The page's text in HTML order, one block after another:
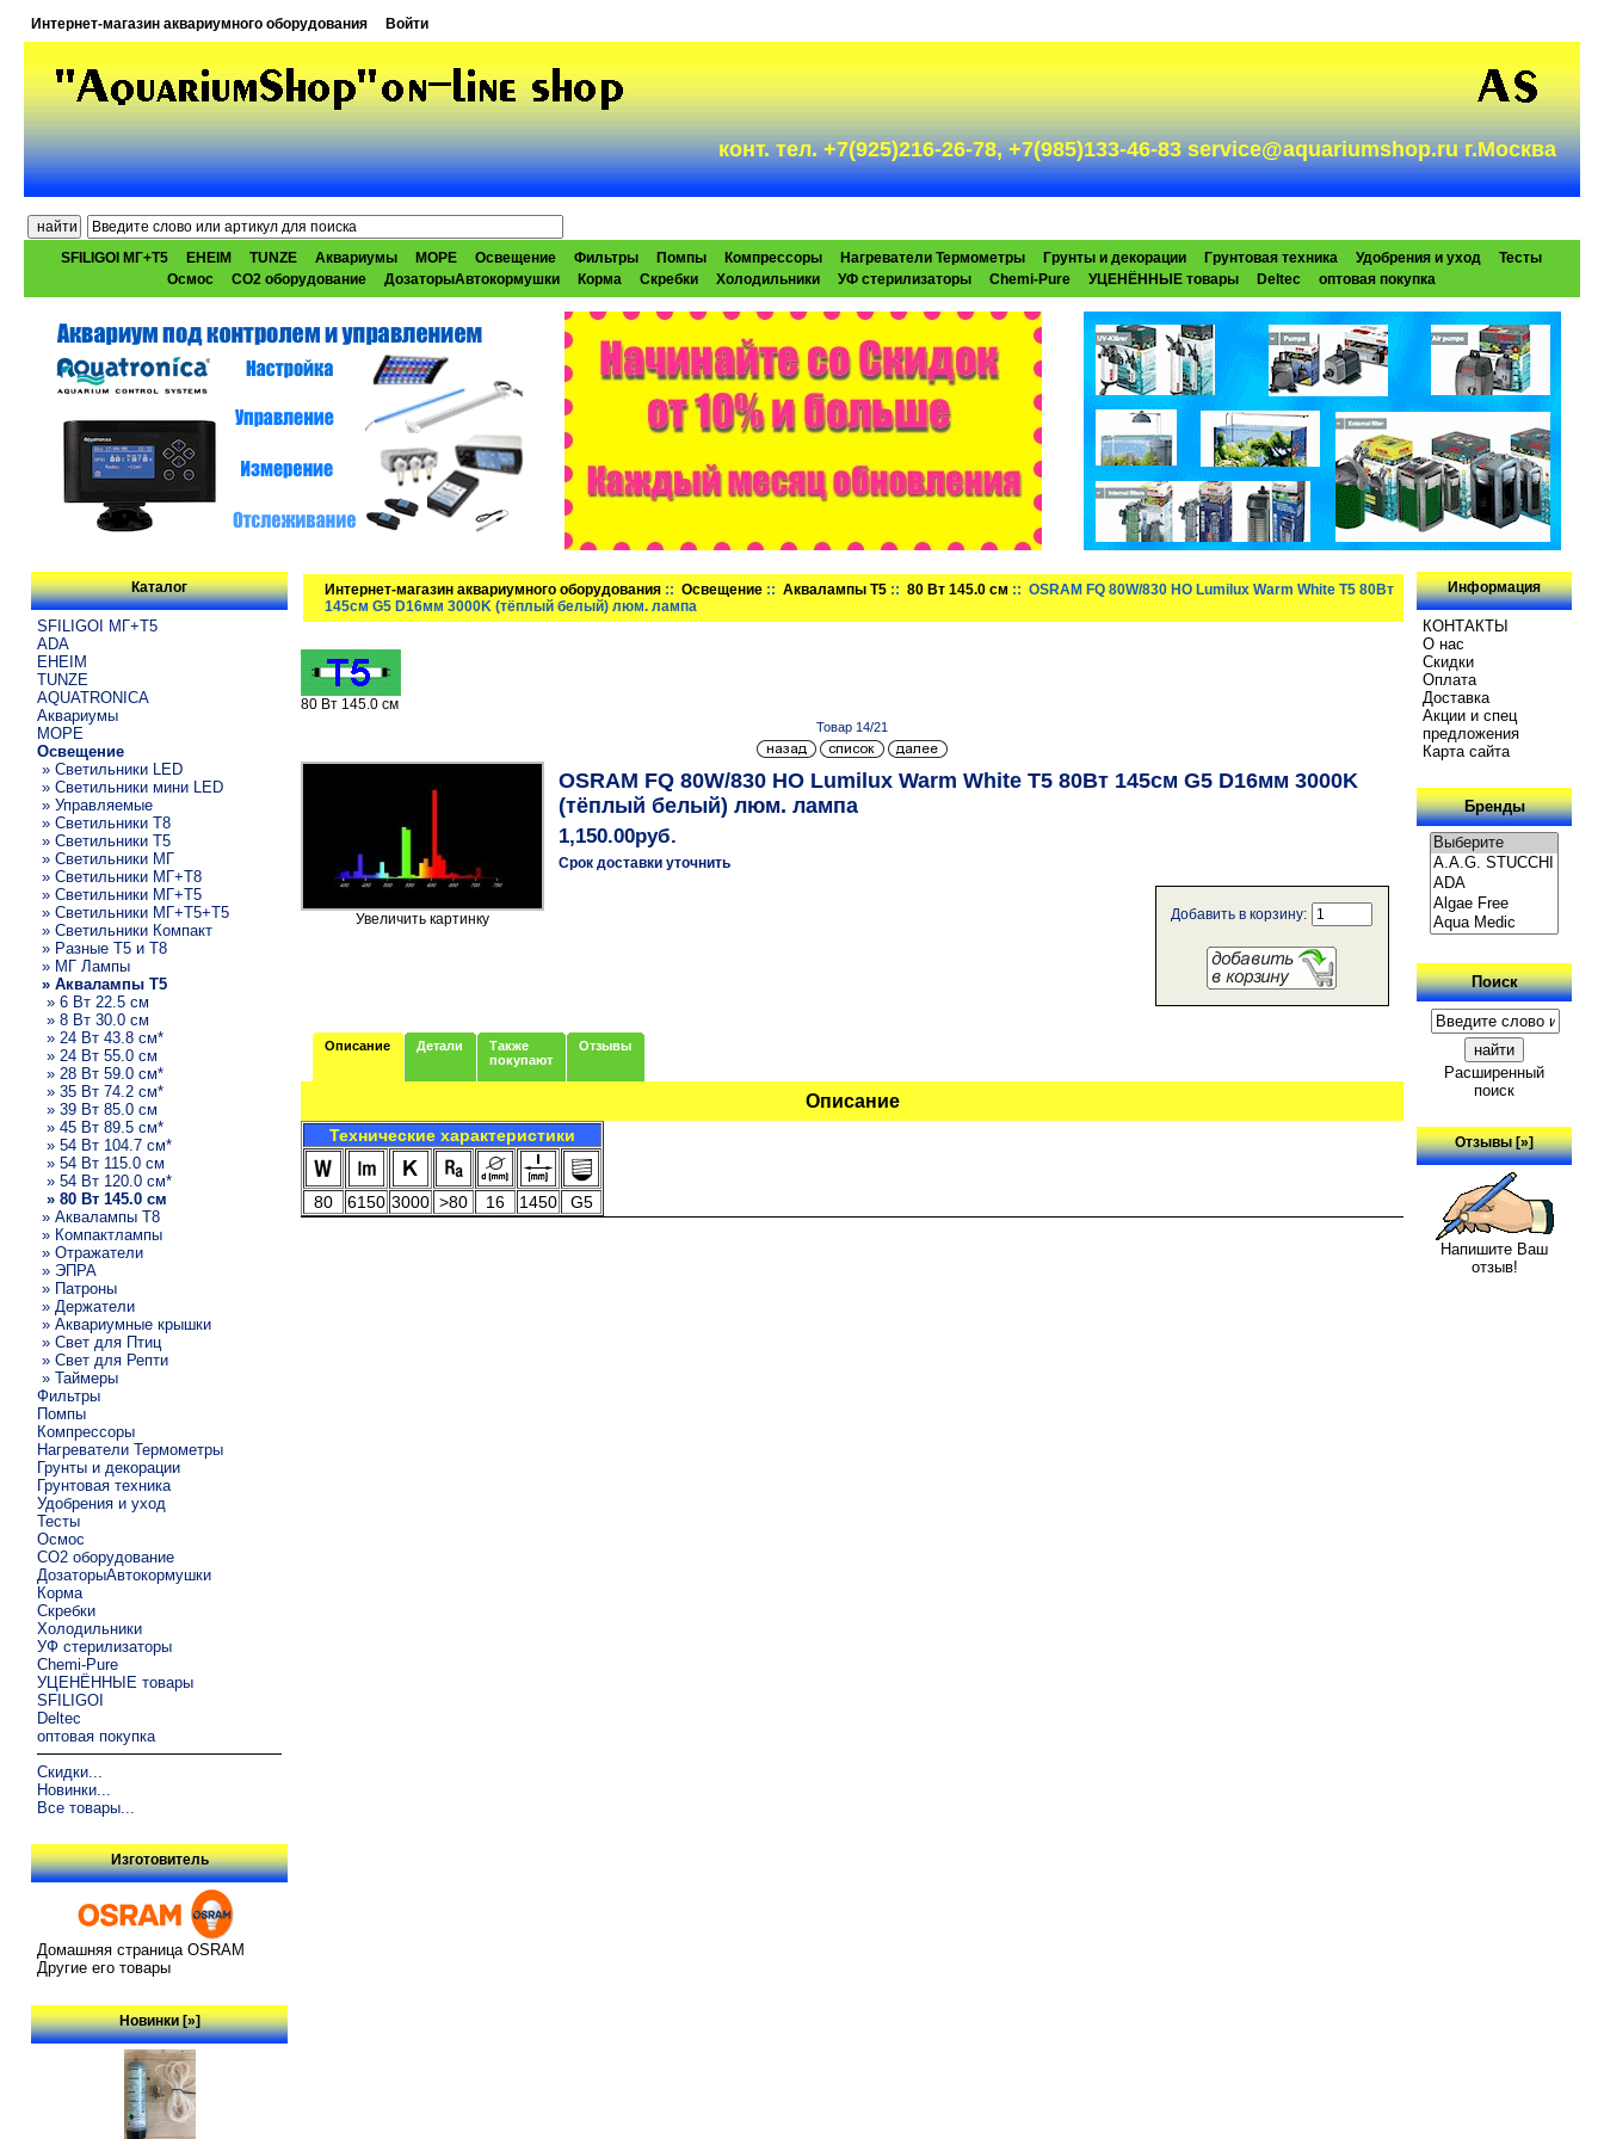
Интернет-магазин аквариумного оборудования Войти
конт. тел. +7(925)216-26-78, +7(985)133-46-83 service@aquariumshop.ru г.Москва
SFILIGOI МГ+Т5 EHEIM TUNZE Аквариумы МОРЕ Освещение Фильтры Помпы Компрессоры Нагреватели Термометры Грунты и декорации Грунтовая техника Удобрения и уход
Тесты
Осмос
CO2 оборудование ДозаторыАвтокормушки Корма Скребки Холодильники УФ стерилизаторы Chemi-Pure УЦЕНЁННЫЕ товары Deltec оптовая покупка
Каталог
SFILIGOI МГ+Т5
ADA
EHEIM
TUNZE
AQUATRONICA
Аквариумы
МОРЕ
Освещение
» Светильники LED
» Светильники мини LED
» Управляемые
» Светильники T8
» Светильники T5
» Светильники МГ
» Светильники МГ+T8
» Светильники МГ+T5
» Светильники МГ+T5+T5
» Светильники Компакт
» Разные T5 и T8
» МГ Лампы
» Аквалампы T5
» 6 Вт 22.5 см
» 8 Вт 30.0 см
» 24 Вт 43.8 см*
» 24 Вт 55.0 см
» 28 Вт 59.0 см*
» 35 Вт 74.2 см*
» 39 Вт 85.0 см
» 45 Вт 89.5 см*
» 54 Вт 104.7 см*
» 54 Вт 115.0 см
» 54 Вт 120.0 см*
» 80 Вт 145.0 см
» Аквалампы T8
» Компактлампы
» Отражатели
» ЭПРА
» Патроны
» Держатели
» Аквариумные крышки
» Свет для Птиц
» Свет для Репти
» Таймеры
Фильтры
Помпы
Компрессоры
Нагреватели Термометры
Грунты и декорации
Грунтовая техника
Удобрения и уход
Тесты
Осмос
CO2 оборудование
ДозаторыАвтокормушки
Корма
Скребки
Холодильники
УФ стерилизаторы
Chemi-Pure
УЦЕНЁННЫЕ товары
SFILIGOI
Deltec
оптовая покупка
Скидки...
Новинки...
Все товары...
Изготовитель
Домашняя страница OSRAM
Другие его товары
Новинки [»]
Интернет-магазин аквариумного оборудования ::Освещение ::Аквалампы T5 ::80 Вт 145.0 см :: OSRAM FQ 80W/830 HO Lumilux Warm White T5 80Вт
145см G5 D16мм 3000K (тёплый белый) люм. лампа
80 Вт 145.0 см
Товар 14/21
Увеличить картинку
OSRAM FQ 80W/830 HO Lumilux Warm White T5 80Вт 145см G5 D16мм 3000K
(тёплый белый) люм. лампа
1,150.00руб.
Срок доставки уточнить
Добавить в корзину:
Описание Детали
Также
покупают
Отзывы
Описание
Технические характеристики
80 6150 3000 >80 16 1450 G5
Информация
КОНТАКТЫ
О нас
Скидки
Oплатa
Доставка
Акции и спец
предложения
Карта сайта
Бренды
Поиск
Расширенный
поиск
Отзывы [»]
Напишите Ваш
отзыв!